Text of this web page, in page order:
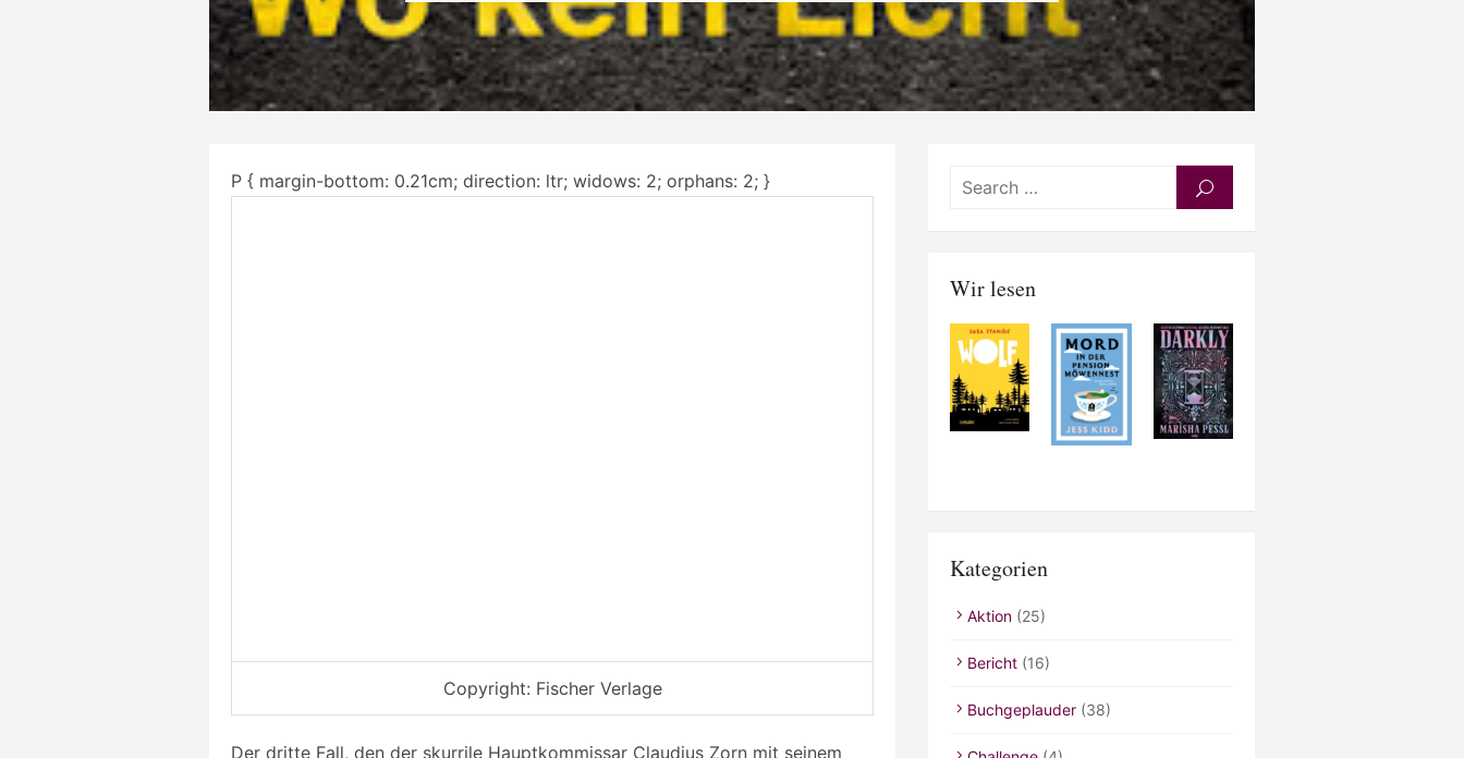
P { margin-bottom: 0.21cm; direction: ltr; widows: 2; orphans: 2; }
Copyright: Fischer Verlage
Der dritte Fall, den der skurrile Hauptkommissar Claudius Zorn mit seinem
SEARCH
Wir lesen
Kategorien
Aktion (25)
Bericht (16)
Buchgeplauder (38)